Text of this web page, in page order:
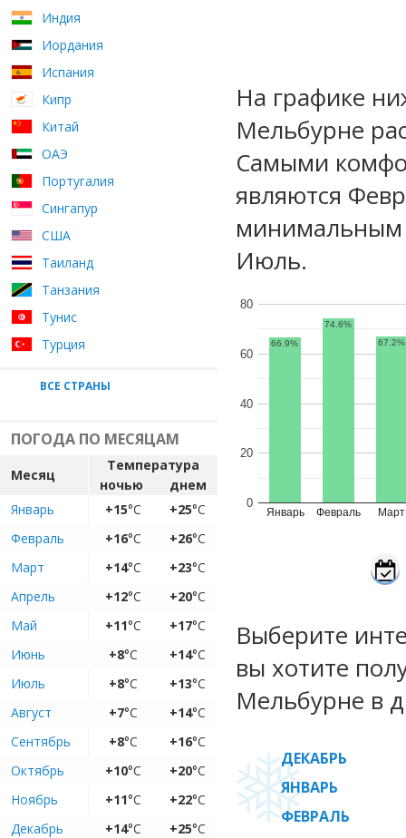
Индия
Иордания
Испания
Кипр
Китай
ОАЭ
Португалия
Сингапур
США
Таиланд
Танзания
Тунис
Турция
ВСЕ СТРАНЫ
ПОГОДА ПО МЕСЯЦАМ
Месяц
Температура
ночью
днем
Январь
+15°C +25°C
Февраль
+16°C +26°C
Март
+14°C +23°C
Апрель
+12°C +20°C
Май
+11°C +17°C
Июнь
+8°C +14°C
Июль
+8°C +13°C
Август
+7°C +14°C
Сентябрь
+8°C +16°C
Октябрь
+10°C +20°C
Ноябрь
+11°C +22°C
Декабрь
+14°C +25°C
На графике
Мельбурне
Самыми
являются
минимальным
Июль.
Январь Февраль Март
0
20
40
60
80
66.9%
74.6%
67.2%
Выберите
вы хотите
Мельбурне в
ДЕКАБРЬ
ЯНВАРЬ
ФЕВРАЛЬ